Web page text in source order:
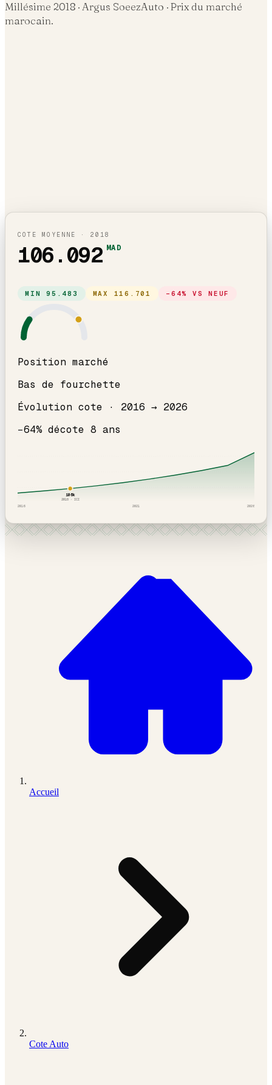
Millésime 2018 · Argus SoeezAuto · Prix du marché
marocain.
COTE MOYENNE · 2018
106.092 MAD
MIN95.483 MAX 116.701 − 64% VS NEUF
Position marché
Bas de fourchette
Évolution cote · 2016 → 2026
−64% décote 8 ans
106k
2018· ICI
2016 2021 2026
Accueil
Cote Auto